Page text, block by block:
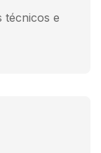
técnicos e